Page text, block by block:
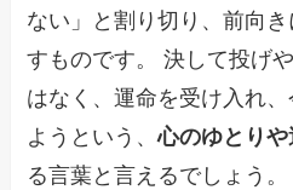
ない」と割り切り、前向
すものです。 決して投げ
はなく、運命を受け入れ
ようという、心のゆとり
る言葉と言えるでしょう。